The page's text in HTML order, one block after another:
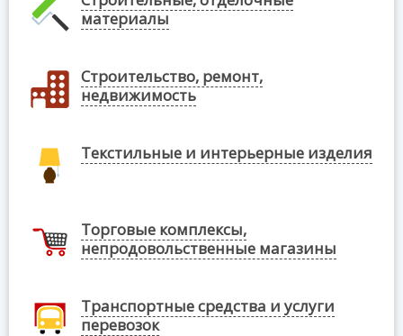
материалы
Строительство, ремонт,
недвижимость
Текстильные и интерьерные изделия
Торговые комплексы,
непродовольственные магазины
Транспортные средства и услуги
перевозок